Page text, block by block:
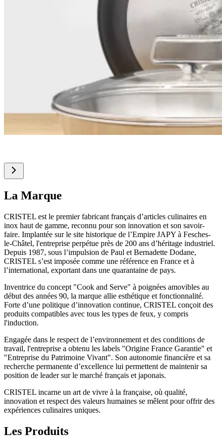
La Marque
CRISTEL est le premier fabricant français d’articles culinaires en
inox haut de gamme, reconnu pour son innovation et son savoir-
faire. Implantée sur le site historique de l’Empire JAPY à Fesches-
le-Châtel, l'entreprise perpétue près de 200 ans d’héritage industriel.
Depuis 1987, sous l’impulsion de Paul et Bernadette Dodane,
CRISTEL s’est imposée comme une référence en France et à
l’international, exportant dans une quarantaine de pays.
Inventrice du concept "Cook and Serve" à poignées amovibles au
début des années 90, la marque allie esthétique et fonctionnalité.
Forte d’une politique d’innovation continue, CRISTEL conçoit des
produits compatibles avec tous les types de feux, y compris
l'induction.
Engagée dans le respect de l’environnement et des conditions de
travail, l'entreprise a obtenu les labels "Origine France Garantie" et
"Entreprise du Patrimoine Vivant". Son autonomie financière et sa
recherche permanente d’excellence lui permettent de maintenir sa
position de leader sur le marché français et japonais.
CRISTEL incarne un art de vivre à la française, où qualité,
innovation et respect des valeurs humaines se mêlent pour offrir des
expériences culinaires uniques.
Les Produits